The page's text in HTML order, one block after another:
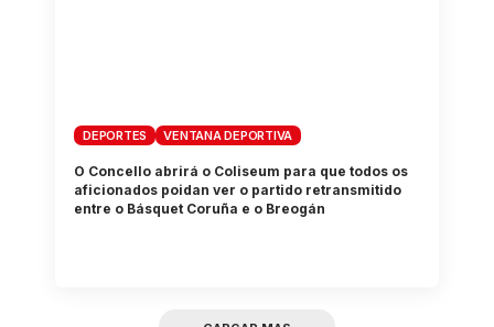
DEPORTES VENTANA DEPORTIVA
O Concello abrirá o Coliseum para que todos os
aficionados poidan ver o partido retransmitido
entre o Básquet Coruña e o Breogán